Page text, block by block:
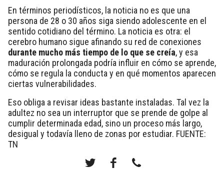
En términos periodísticos, la noticia no es que una
persona de 28 o 30 años siga siendo adolescente en el
sentido cotidiano del término. La noticia es otra: el
cerebro humano sigue afinando su red de conexiones
durante mucho más tiempo de lo que se creía, y esa
maduración prolongada podría influir en cómo se aprende,
cómo se regula la conducta y en qué momentos aparecen
ciertas vulnerabilidades.
Eso obliga a revisar ideas bastante instaladas. Tal vez la
adultez no sea un interruptor que se prende de golpe al
cumplir determinada edad, sino un proceso más largo,
desigual y todavía lleno de zonas por estudiar. FUENTE:
TN